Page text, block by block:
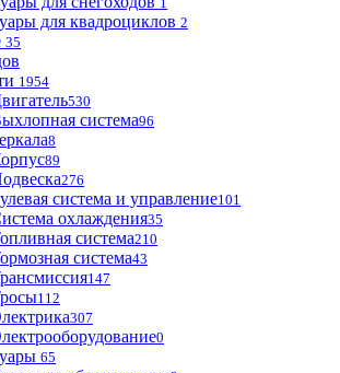
для квадроциклов 2
35
1954
530
система96
8
89
276
система и управление101
охлаждения35
система210
система43
147
112
307
0
65